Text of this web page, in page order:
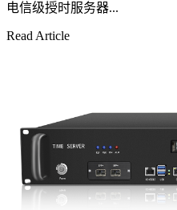
电信级授时服务器...
Read Article